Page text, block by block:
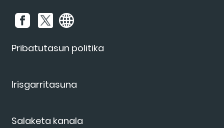
Pribatutasun politika
Irisgarritasuna
Salaketa kanala